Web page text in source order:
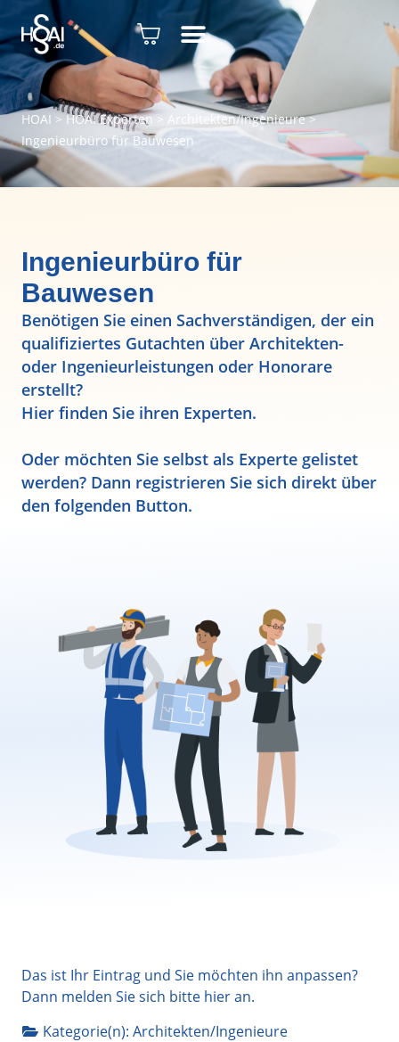
HOAI > HOAI Experten> Architekten/Ingenieure>
Ingenieurbüro für Bauwesen
Ingenieurbüro für
Bauwesen
Benötigen Sie einen Sachverständigen, der ein
qualifiziertes Gutachten über Architekten-
oder Ingenieurleistungen oder Honorare
erstellt?
Hier finden Sie ihren Experten.
Oder möchten Sie selbst als Experte gelistet
werden? Dann registrieren Sie sich direkt über
den folgenden Button.
Das ist Ihr Eintrag und Sie möchten ihn anpassen?
Dann melden Sie sich bitte hieran.
Kategorie(n): Architekten/Ingenieure